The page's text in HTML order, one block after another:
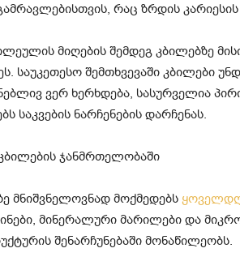
რაც ზრდის
მიღების შემდეგ კბილებზე
საუკეთესო შემთხვევაში კბილები
ვერ ხერხდება, სასურველია
საკვების ნარჩენების დარჩენას.
ჯანმრთელობაში
მნიშვნელოვნად მოქმედებს
მინერალური მარილები და
შენარჩუნებაში მონაწილეობს.